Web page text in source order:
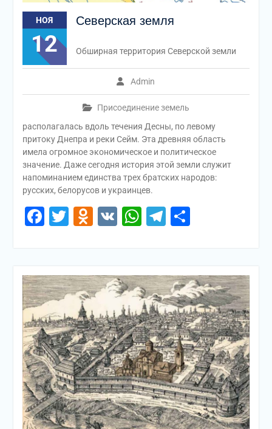
НОЯ
12
Северская земля
Admin
Присоединение земель
Обширная территория Северской земли
располагалась вдоль течения Десны, по левому
притоку Днепра и реки Сейм. Эта древняя область
имела огромное экономическое и политическое
значение. Даже сегодня история этой земли служит
напоминанием единства трех братских народов:
русских, белорусов и украинцев.
Facebook
Twitter
Odnoklassniki
VKWhatsApp
Telegram